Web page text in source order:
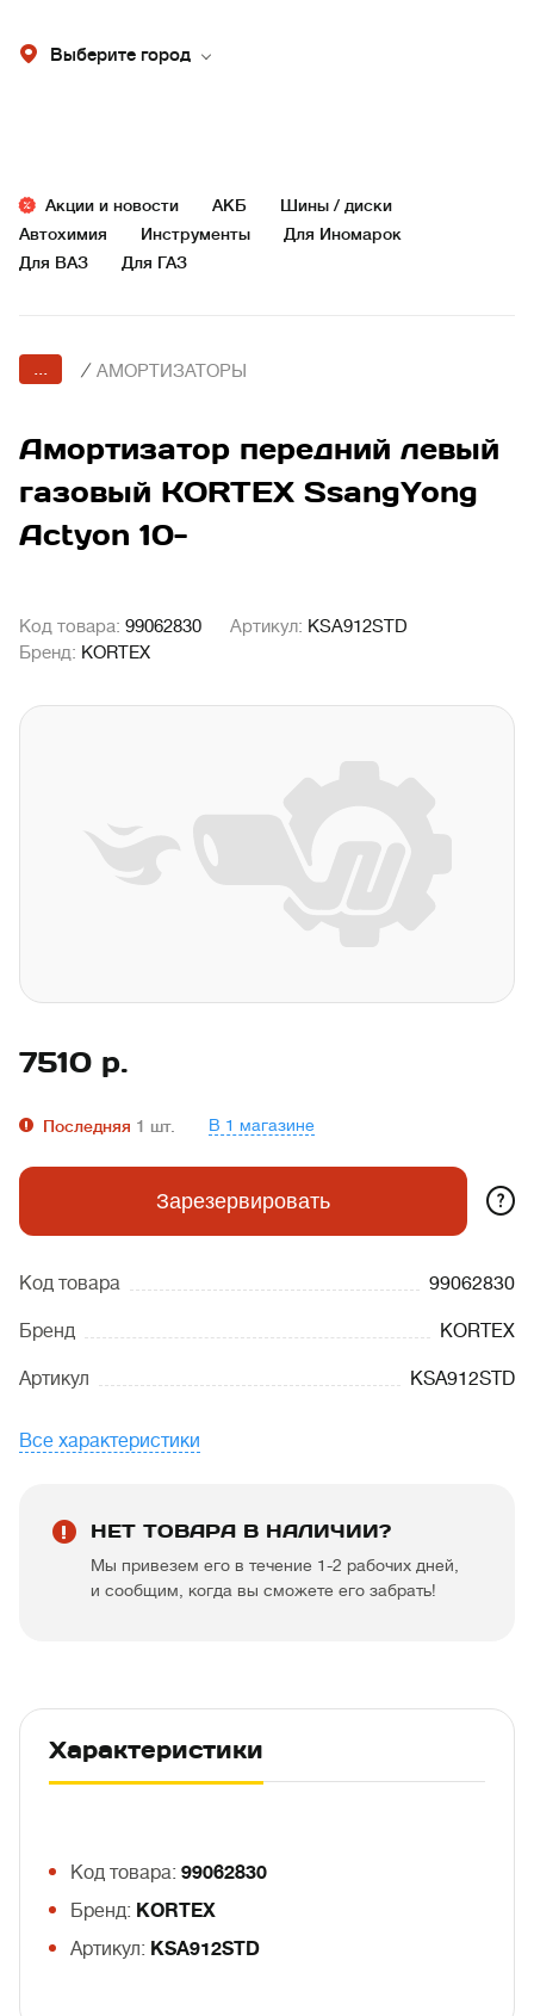
Выберите город
Акции и новости АКБ
Шины / диски
Автохимия
Инструменты
Для Иномарок
Для ВАЗ
Для ГАЗ
... / АМОРТИЗАТОРЫ
Амортизатор передний левый
газовый KORTEX SsangYong
Actyon 10-
Код товара: 99062830 Артикул: KSA912STD
Бренд: KORTEX
7510 р.
Последняя 1 шт. В 1 магазине
Зарезервировать ?
Код товара 99062830
Бренд KORTEX
Артикул KSA912STD
Все характеристики
НЕТ ТОВАРА В НАЛИЧИИ?
Мы привезем его в течение 1-2 рабочих дней,
и сообщим, когда вы сможете его забрать!
Характеристики
Код товара: 99062830
Бренд: KORTEX
Артикул: KSA912STD